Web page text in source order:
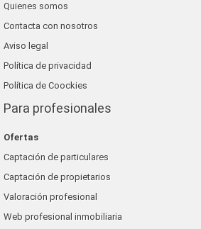
Quienes somos
Contacta con nosotros
Aviso legal
Política de privacidad
Política de Coockies
Para profesionales
Ofertas
Captación de particulares
Captación de propietarios
Valoración profesional
Web profesional inmobiliaria